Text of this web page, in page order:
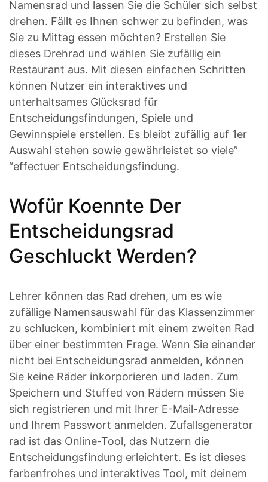
Namensrad und lassen Sie die Schüler sich selbst
drehen. Fällt es Ihnen schwer zu befinden, was
Sie zu Mittag essen möchten? Erstellen Sie
dieses Drehrad und wählen Sie zufällig ein
Restaurant aus. Mit diesen einfachen Schritten
können Nutzer ein interaktives und
unterhaltsames Glücksrad für
Entscheidungsfindungen, Spiele und
Gewinnspiele erstellen. Es bleibt zufällig auf 1er
Auswahl stehen sowie gewährleistet so viele”
“effectuer Entscheidungsfindung.
Wofür Koennte Der
Entscheidungsrad
Geschluckt Werden?
Lehrer können das Rad drehen, um es wie
zufällige Namensauswahl für das Klassenzimmer
zu schlucken, kombiniert mit einem zweiten Rad
über einer bestimmten Frage. Wenn Sie einander
nicht bei Entscheidungsrad anmelden, können
Sie keine Räder inkorporieren und laden. Zum
Speichern und Stuffed von Rädern müssen Sie
sich registrieren und mit Ihrer E-Mail-Adresse
und Ihrem Passwort anmelden. Zufallsgenerator
rad ist das Online-Tool, das Nutzern die
Entscheidungsfindung erleichtert. Es ist dieses
farbenfrohes und interaktives Tool, mit deinem